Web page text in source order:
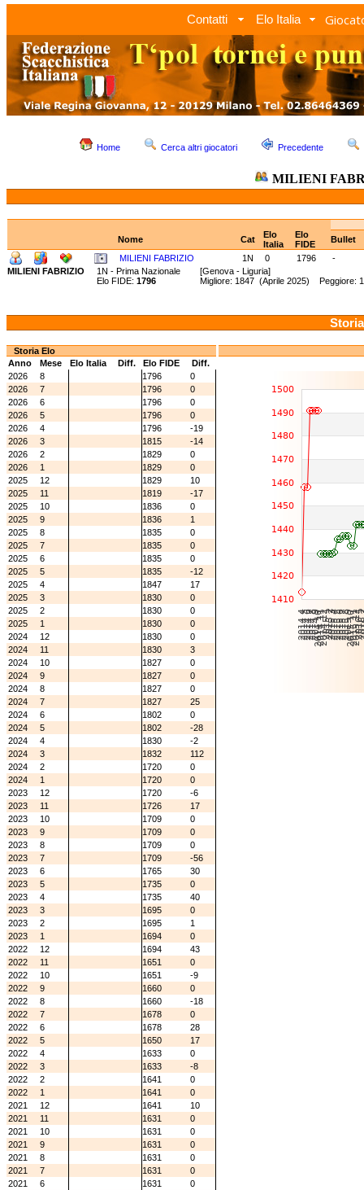
Contatti Elo Italia
Home Cerca altri giocatori Precedente
MILIENI
Nome Cat
Elo
Italia
Elo
FIDE
Bullet
MILIENI FABRIZIO
1N 0 1796
-
MILIENI FABRIZIO
1N - Prima Nazionale [Genova - Liguria]
Elo FIDE: 1796 Migliore: 1847 (Aprile 2025) Peggiore:
Storia Elo
Anno
Mese Elo Italia Diff. Elo FIDE
Diff.
2026
8 1796
0
2026
7 1796
0
2026
6 1796
0
2026
5 1796
0
2026
4 1796
-19
2026
3 1815
-14
2026
2 1829
0
2026
1 1829
0
2025
12 1829
10
2025
11 1819
-17
2025
10 1836
0
2025
9 1836
1
2025
8 1835
0
2025
7 1835
0
2025
6 1835
0
2025
5 1835
-12
2025
4 1847
17
2025
3 1830
0
2025
2 1830
0
2025
1 1830
0
2024
12 1830
0
2024
11 1830
3
2024
10 1827
0
2024
9 1827
0
2024
8 1827
0
2024
7 1827
25
2024
6 1802
0
2024
5 1802
-28
2024
4 1830
-2
2024
3 1832
112
2024
2 1720
0
2024
1 1720
0
2023
12 1720
-6
2023
11 1726
17
2023
10 1709
0
2023
9 1709
0
2023
8 1709
0
2023
7 1709
-56
2023
6 1765
30
2023
5 1735
0
2023
4 1735
40
2023
3 1695
0
2023
2 1695
1
2023
1 1694
0
2022
12 1694
43
2022
11 1651
0
2022
10 1651
-9
2022
9 1660
0
2022
8 1660
-18
2022
7 1678
0
2022
6 1678
28
2022
5 1650
17
2022
4 1633
0
2022
3 1633
-8
2022
2 1641
0
2022
1 1641
0
2021
12 1641
10
2021
11 1631
0
2021
10 1631
0
2021
9 1631
0
2021
8 1631
0
2021
7 1631
0
2021
6 1631
0